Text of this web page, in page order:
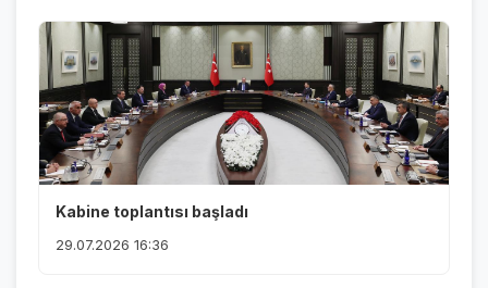
Kabine toplantısı başladı
29.07.2026 16:36